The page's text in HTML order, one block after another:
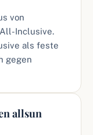
von
Inclusive.
als feste
gegen
allsun